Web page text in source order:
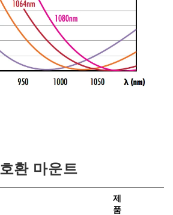
호환 마운트
제
품